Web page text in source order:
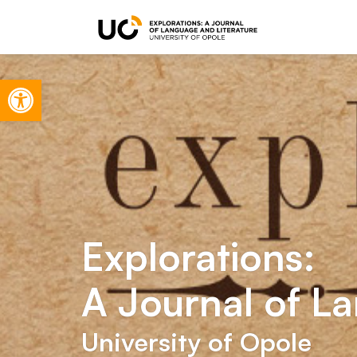
Otwórz pasek narzędzi
Explorations:
A Journal of
University of Opole